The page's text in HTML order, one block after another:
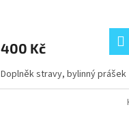
400 Kč
Doplněk stravy, bylinný prášek